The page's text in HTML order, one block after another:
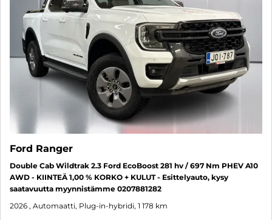
Ford Ranger
Double Cab Wildtrak 2.3 Ford EcoBoost 281 hv / 697 Nm PHEV A10
AWD - KIINTEÄ 1,00 % KORKO + KULUT - Esittelyauto, kysy
saatavuutta myynnistämme 0207881282
2026 , Automaatti, Plug-in-hybridi, 1 178 km